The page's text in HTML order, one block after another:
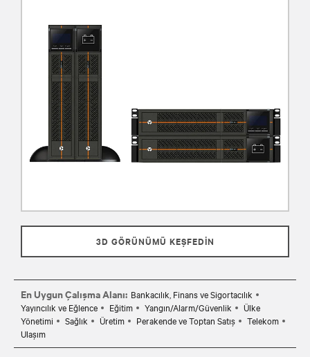
3D GÖRÜNÜMÜ KEŞFEDİN
En Uygun Çalışma Alanı: Bankacılık, Finans ve Sigortacılık
Yayıncılık ve Eğlence
Eğitim Yangın/Alarm/Güvenlik
Ülke
Yönetimi
Sağlık Üretim Perakende ve Toptan Satış
Telekom
Ulaşım